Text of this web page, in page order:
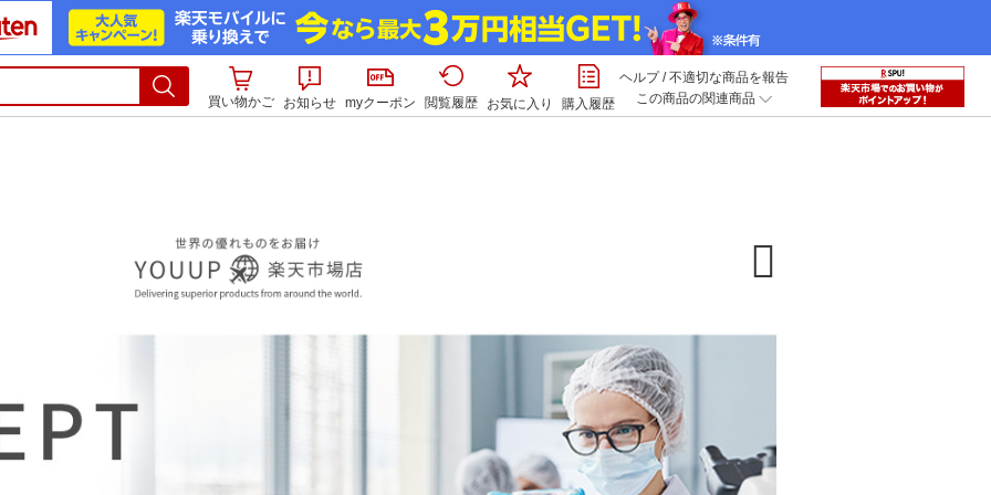
買い物かご お知らせ myクーポン 閲覧履歴 お気に入り 購入履歴
ヘルプ/不適切な商品を報告
この商品の関連商品